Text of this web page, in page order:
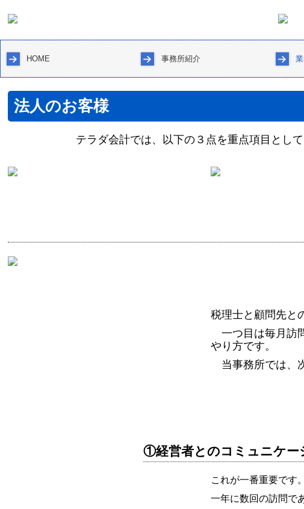
HOME 事務所紹介
税理士をお探しの方へ
事務所へのアクセス
事務所通信
税務会計トピックス
セミナー案内
個人情報保護方針 法
相
会
個
社
法人のお客様
テラダ会計では、以下の３点を重点項目として
税理士と顧問先と
一つ目は毎月訪
やり方です。
当事務所では、
①経営者とのコミュニケー
これが一番重要です
一年に数回の訪問で